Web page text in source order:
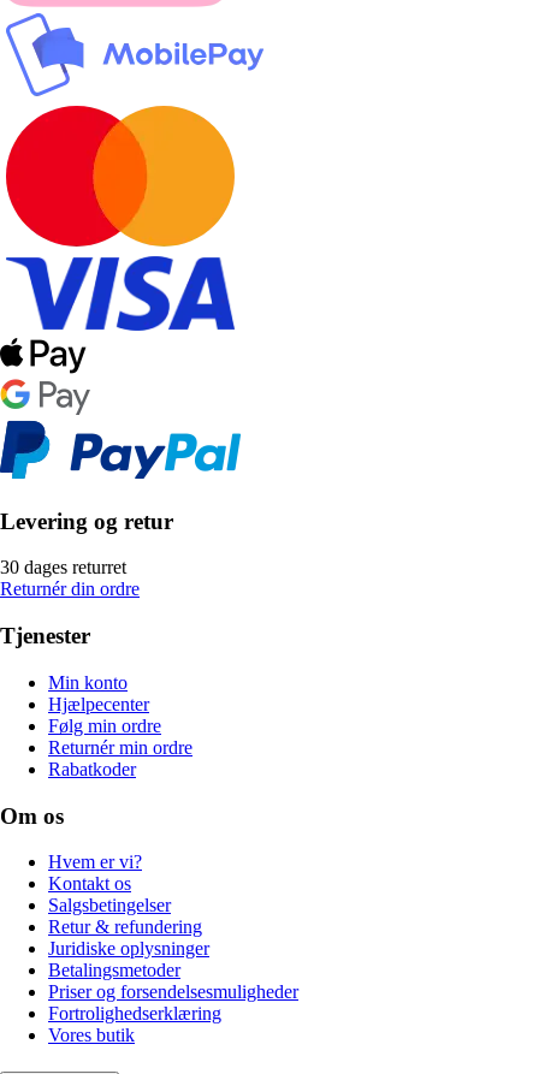
Levering og retur
30 dages returret
Returnér din ordre
Tjenester
Min konto
Hjælpecenter
Følg min ordre
Returnér min ordre
Rabatkoder
Om os
Hvem er vi?
Kontakt os
Salgsbetingelser
Retur & refundering
Juridiske oplysninger
Betalingsmetoder
Priser og forsendelsesmuligheder
Fortrolighedserklæring
Vores butik